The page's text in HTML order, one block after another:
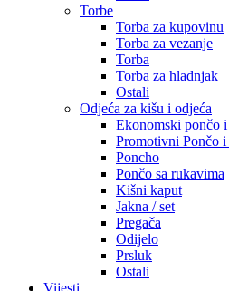
Torbe
Torba za kupovinu
Torba za vezanje
Torba
Torba za hladnjak
Ostali
Odjeća za kišu i odjeća
Ekonomski pončo i
Promotivni Pončo i
Poncho
Pončo sa rukavima
Kišni kaput
Jakna / set
Pregača
Odijelo
Prsluk
Ostali
Vijesti